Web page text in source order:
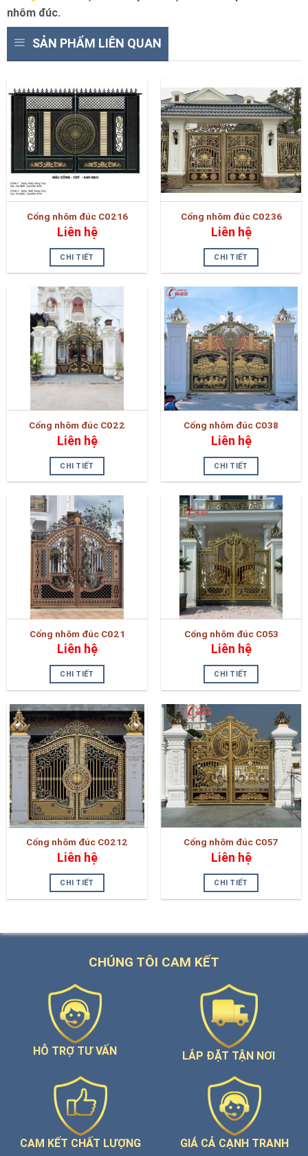
nhôm đúc.
SẢN PHẨM LIÊN QUAN
Cổng nhôm đúc C0216
Liên hệ
CHI TIẾT
Cổng nhôm đúc C0236
Liên hệ
CHI TIẾT
Cổng nhôm đúc C022
Liên hệ
CHI TIẾT
Cổng nhôm đúc C038
Liên hệ
CHI TIẾT
Cổng nhôm đúc C021
Liên hệ
CHI TIẾT
Cổng nhôm đúc C053
Liên hệ
CHI TIẾT
Cổng nhôm đúc C0212
Liên hệ
CHI TIẾT
Cổng nhôm đúc C057
Liên hệ
CHI TIẾT
CHÚNG TÔI CAM KẾT
HỖ TRỢ TƯ VẤN LẮP ĐẶT TẬN NƠI
CAM KẾT CHẤT LƯỢNG GIÁ CẢ CẠNH TRANH